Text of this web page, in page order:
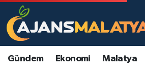
Gündem Ekonomi Malatya
Asayiş
Malatya Nöbetçi Eczaneler